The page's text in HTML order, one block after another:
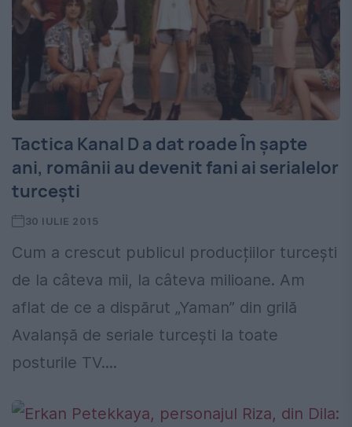
Tactica Kanal D a dat roade În șapte
ani, românii au devenit fani ai serialelor
turcești
30 IULIE 2015
Cum a crescut publicul producțiilor turcești
de la câteva mii, la câteva milioane. Am
aflat de ce a dispărut „Yaman” din grilă
Avalanșă de seriale turcești la toate
posturile TV....